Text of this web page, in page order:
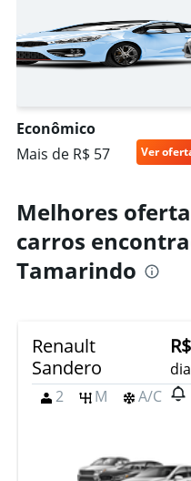
Econômico
Mais de R$ 57
Ver
Melhores
carros
Tamarindo
Renault
Sandero
dia
2
M A/C